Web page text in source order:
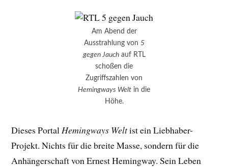
Am Abend der
Ausstrahlung von 5
gegen Jauchauf RTL
schoßen die
Zugriffszahlen von
Hemingways Welt in die
Höhe.
Dieses PortalHemingways Weltist ein Liebhaber-
Projekt. Nichts für die breite Masse, sondern für die
Anhängerschaft von Ernest Hemingway. Sein Leben